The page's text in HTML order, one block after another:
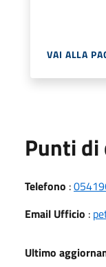
VAI ALLA
Punti
Telefono :
Email Ufficio :
Ultimo